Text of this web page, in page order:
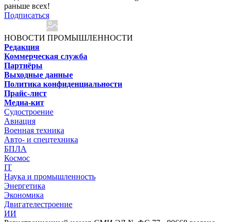
раньше всех!
Подписаться
НОВОСТИ ПРОМЫШЛЕННОСТИ
Редакция
Коммерческая служба
Партнёры
Выходные данные
Политика конфиденциальности
Прайс-лист
Медиа-кит
Судостроение
Авиация
Военная техника
Авто- и спецтехника
БПЛА
Космос
IT
Наука и промышленность
Энергетика
Экономика
Двигателестроение
ИИ